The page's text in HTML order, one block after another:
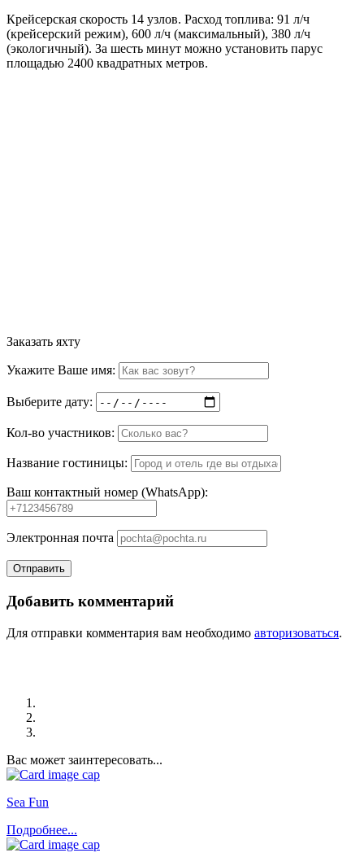
Крейсерская скорость 14 узлов. Расход топлива: 91 л/ч
(крейсерский режим), 600 л/ч (максимальный), 380 л/ч
(экологичный). За шесть минут можно установить парус
площадью 2400 квадратных метров.
Заказать яхту
Укажите Ваше имя:
Выберите дату:
Кол-во участников:
Название гостиницы:
Ваш контактный номер (WhatsApp):
Элeктрoннaя пoчтa
Добавить комментарий
Для отправки комментария вам необходимо авторизоваться.
Вас может заинтересовать...
Sea Fun
Подробнее...